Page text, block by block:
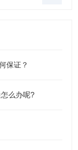
保证？
么办呢?